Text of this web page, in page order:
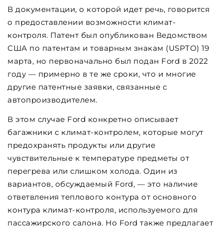
В документации, о которой идет речь, говорится
о предоставлении возможности климат-
контроля. Патент был опубликован Ведомством
США по патентам и товарным знакам (USPTO) 19
марта, но первоначально был подан Ford в 2022
году — примерно в те же сроки, что и многие
другие патентные заявки, связанные с
автопроизводителем.
В этом случае Ford конкретно описывает
багажники с климат-контролем, которые могут
предохранять продукты или другие
чувствительные к температуре предметы от
перегрева или слишком холода. Один из
вариантов, обсуждаемый Ford, — это наличие
ответвления теплового контура от основного
контура климат-контроля, используемого для
пассажирского салона. Но Ford также предлагает